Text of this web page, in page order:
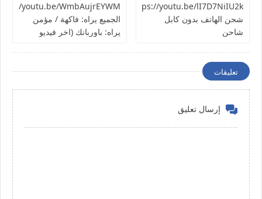
https://youtu.be/lI7D7NiIU2kطريقة
شحن الهاتف بدون كابل
شاحن
الجميع يراه: فاكهة / مؤمن
يراه: باوربانك (اخر فيديو
تعليقات
إرسال تعليق